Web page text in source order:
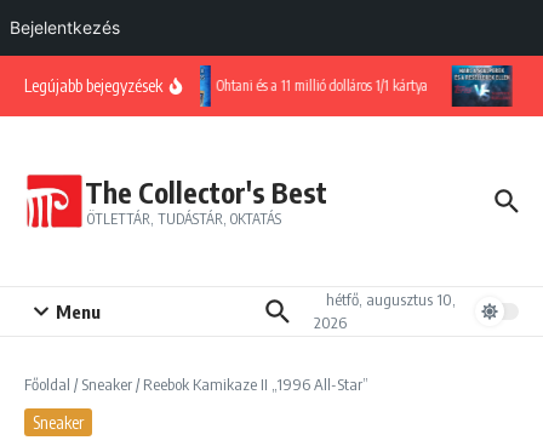
Bejelentkezés
Legújabb bejegyzések
Ohtani és a 11 millió dolláros 1/1 kártya Harc
The Collector's Best
ÖTLETTÁR, TUDÁSTÁR, OKTATÁS
Menu
hétfő, augusztus 10,
2026
Főoldal /Sneaker/Reebok Kamikaze II „1996 All-Star”
Sneaker